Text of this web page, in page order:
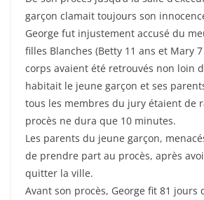
garçon clamait toujours son
George fut injustement accusé du
filles Blanches (Betty 11 ans et Mary
corps avaient été retrouvés non loin
habitait le jeune garçon et ses
tous les membres du jury étaient de
procès ne dura que 10 minutes.
Les parents du jeune garçon,
de prendre part au procès, après
quitter la ville.
Avant son procès, George fit 81 jours